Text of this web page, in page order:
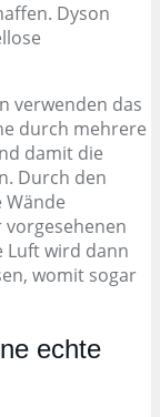
Dyson
verwenden das
durch mehrere
damit die
Durch den
Wände
Luft wird dann
womit sogar
echte